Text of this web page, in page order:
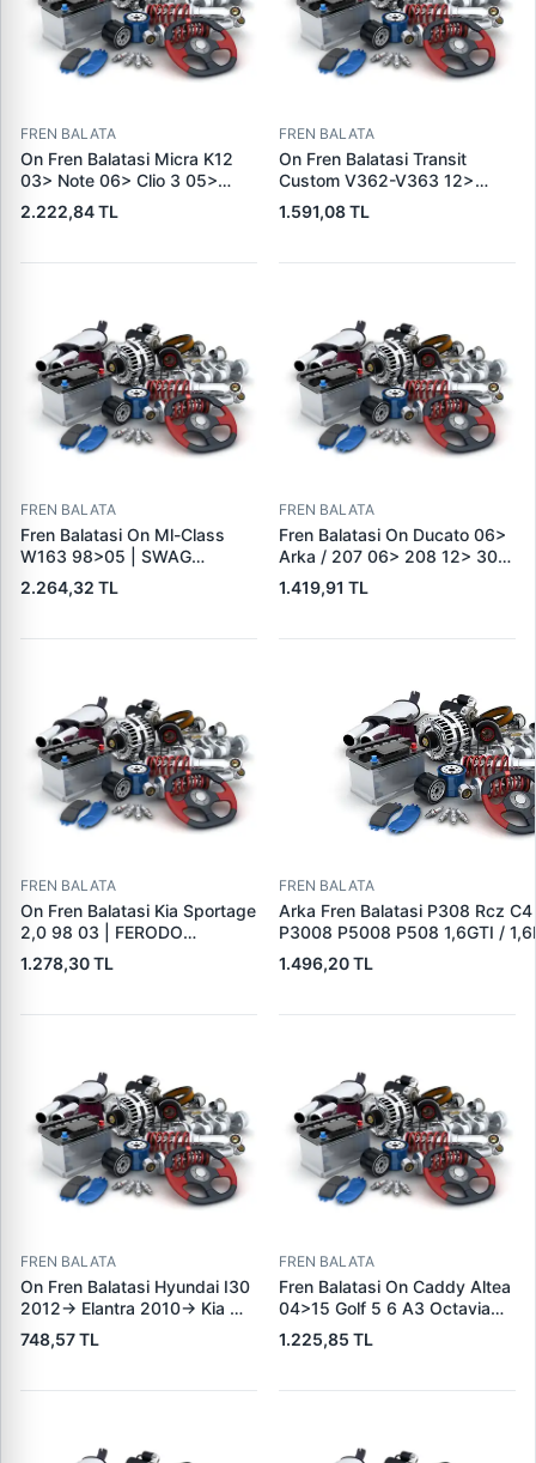
FREN BALATA
On Fren Balatasi Micra K12
03> Note 06> Clio 3 05>
Modus 04> Duster 10>
Logan 04> Dokker 12> G:116
DELPHI LP5005EV | OEM
2.222,84 TL
FREN BALATA
On Fren Balatasi Transit
Custom V362-V363 12>
(Arka Tek Teker) | SKF VKBP
80029 E | OEM BK21 2K021
1.591,08 TL
FREN BALATA
Fren Balatasi On Ml-Class
W163 98>05 | SWAG
10916410 | OEM
A1634201220
2.264,32 TL
FREN BALATA
Fren Balatasi On Ducato 06>
Arka / 207 06> 208 12> 301
12> 307 00> 1007 05> 2008
13> Partner 96> Par | FEBI
1.419,91 TL
FREN BALATA
On Fren Balatasi Kia Sportage
2,0 98 03 | FERODO
FDB1536 | OEM
0K0453323Z
1.278,30 TL
FREN BALATA
Arka Fren Balatasi P308 Rcz
P3008 P5008 P508 1,6GTI /
2,0HDI 07 / 10> | TRW
1.496,20 TL
FREN BALATA
On Fren Balatasi Hyundai I30
2012-> Elantra 2010-> Kia
Ceed 2012-> | GRAP 94166 |
OEM 581012VA00
748,57 TL
FREN BALATA
Fren Balatasi On Caddy Altea
04>15 Golf 5 6 A3 Octavia
04>13 Jetta 06>11 Leon
06>13 Toledo 05>09 Yeti
ANS KD13 | OEM
1.225,85 TL